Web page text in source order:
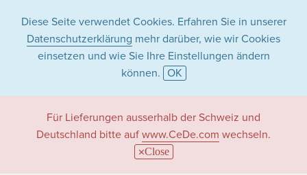
Diese Seite verwendet Cookies. Erfahren Sie in unserer
Datenschutzerklärung mehr darüber, wie wir Cookies
einsetzen und wie Sie Ihre Einstellungen ändern
können. OK
Für Lieferungen ausserhalb der Schweiz und
Deutschland bitte auf www.CeDe.com wechseln.
Close